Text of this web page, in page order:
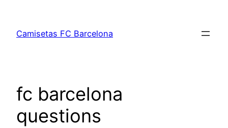
contenido
Camisetas FC Barcelona
fc barcelona
questions